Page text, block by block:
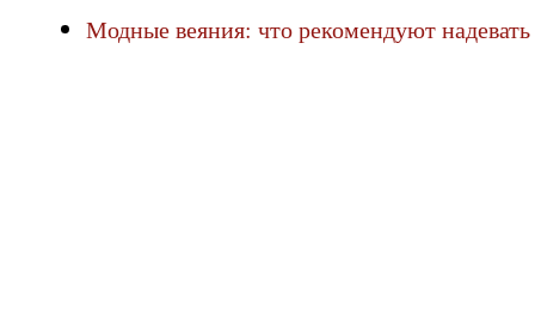
Модные веяния: что рекомендуют